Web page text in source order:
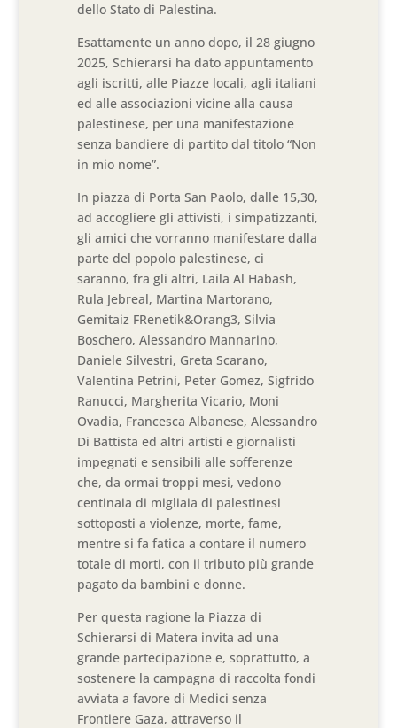
dello Stato di Palestina.
Esattamente un anno dopo, il 28 giugno
2025, Schierarsi ha dato appuntamento
agli iscritti, alle Piazze locali, agli italiani
ed alle associazioni vicine alla causa
palestinese, per una manifestazione
senza bandiere di partito dal titolo “Non
in mio nome”.
In piazza di Porta San Paolo, dalle 15,30,
ad accogliere gli attivisti, i simpatizzanti,
gli amici che vorranno manifestare dalla
parte del popolo palestinese, ci
saranno, fra gli altri, Laila Al Habash,
Rula Jebreal, Martina Martorano,
Gemitaiz FRenetik&Orang3, Silvia
Boschero, Alessandro Mannarino,
Daniele Silvestri, Greta Scarano,
Valentina Petrini, Peter Gomez, Sigfrido
Ranucci, Margherita Vicario, Moni
Ovadia, Francesca Albanese, Alessandro
Di Battista ed altri artisti e giornalisti
impegnati e sensibili alle sofferenze
che, da ormai troppi mesi, vedono
centinaia di migliaia di palestinesi
sottoposti a violenze, morte, fame,
mentre si fa fatica a contare il numero
totale di morti, con il tributo più grande
pagato da bambini e donne.
Per questa ragione la Piazza di
Schierarsi di Matera invita ad una
grande partecipazione e, soprattutto, a
sostenere la campagna di raccolta fondi
avviata a favore di Medici senza
Frontiere Gaza, attraverso il